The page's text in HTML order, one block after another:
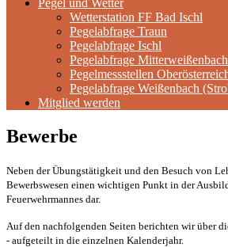
Pegel und Wetter
Wetterstation FF Bad Ischl
Pegelabfrage Traun
Pegelabfrage Ischl
Pegelabfrage
Pegelmessstellen
Pegelabfrage Weißenbach
Mitglied werden
Bewerbe
Neben der Übungstätigkeit und den Besuch von
Bewerbswesen einen wichtigen Punkt in der
Feuerwehrmannes dar.
Auf den nachfolgenden Seiten berichten wir über
- aufgeteilt in die einzelnen Kalenderjahr.